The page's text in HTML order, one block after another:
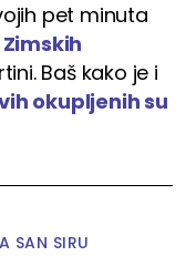
pet minuta
Zimskih
Baš kako je i
okupljenih su
SAN SIRU